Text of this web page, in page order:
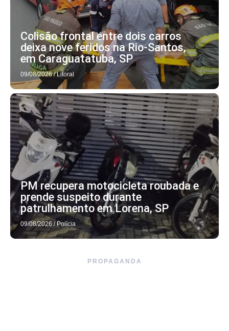
Colisão frontal entre dois carros
deixa nove feridos na Rio-Santos,
em Caraguatatuba, SP
09/08/2026 / Litoral
PM recupera motocicleta roubada e
prende suspeito durante
patrulhamento em Lorena, SP
09/08/2026 / Polícia
PROPAGANDA